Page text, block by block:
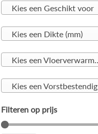
Kies een Geschikt voor
Kies een Dikte (mm)
Kies een Vloerverwarming geschikt
Kies een Vorstbestendig
Filteren op prijs